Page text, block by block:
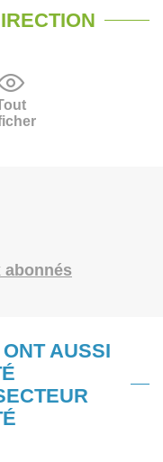
abonnés
AUSSI